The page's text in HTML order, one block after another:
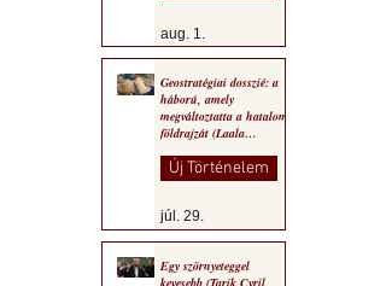
aug. 1.
Geostratégiai dosszié: a
háború, amely
megváltoztatta a hatalom
földrajzát (Laala
Új Történelem
júl. 29.
Egy szörnyeteggel
kevesebb (Tarik Cyril